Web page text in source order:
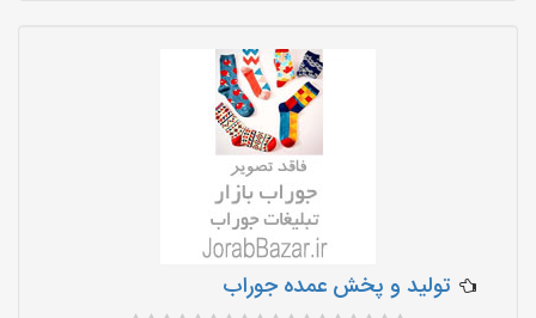
تولید و پخش عمده جوراب